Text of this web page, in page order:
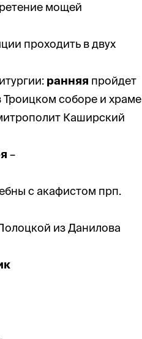
мощей
проходить в двух
ранняя пройдет
Троицком соборе и храме
Каширский
–
с акафистом прп.
из Данилова